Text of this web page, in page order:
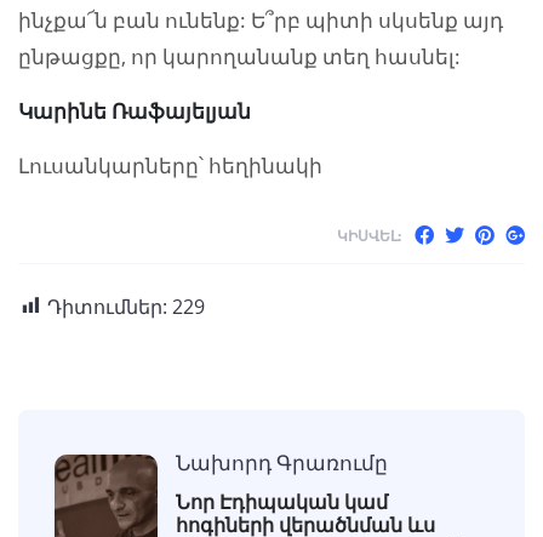
ինչքա՜ն բան ունենք: Ե՞րբ պիտի սկսենք այդ
ընթացքը, որ կարողանանք տեղ հասնել:
Կարինե Ռաֆայելյան
Լուսանկարները՝ հեղինակի
ԿԻՍՎԵԼ:
Դիտումներ: 229
Նախորդ Գրառումը
Նոր Էդիպական կամ
հոգիների վերածնման ևս